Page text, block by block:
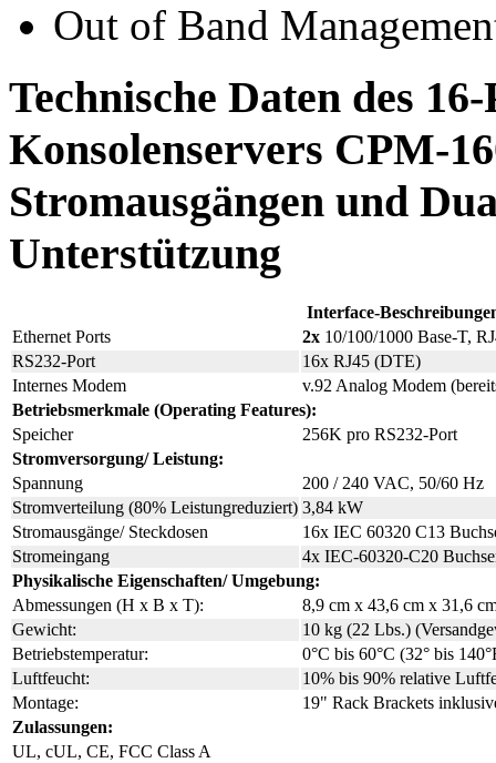
Out of Band
Technische Daten des
Konsolenservers CPM-
Stromausgängen und
Unterstützung
Interface-
Ethernet Ports
2x 10/100/1000 Base-T,
RS232-Port
16x RJ45 (DTE)
Internes Modem
v.92 Analog Modem
Betriebsmerkmale (Operating Features):
Speicher
256K pro RS232-Port
Stromversorgung/ Leistung:
Spannung
200 / 240 VAC, 50/60 Hz
Stromverteilung (80% Leistungreduziert) 3,84 kW
Stromausgänge/ Steckdosen
16x IEC 60320 C13
Stromeingang
4x IEC-60320-C20
Physikalische Eigenschaften/ Umgebung:
Abmessungen (H x B x T):
8,9 cm x 43,6 cm x 31,6
Gewicht:
10 kg (22 Lbs.)
Betriebstemperatur:
0°C bis 60°C (32° bis
Luftfeucht:
10% bis 90% relative
Montage:
19" Rack Brackets
Zulassungen:
UL, cUL, CE, FCC Class A